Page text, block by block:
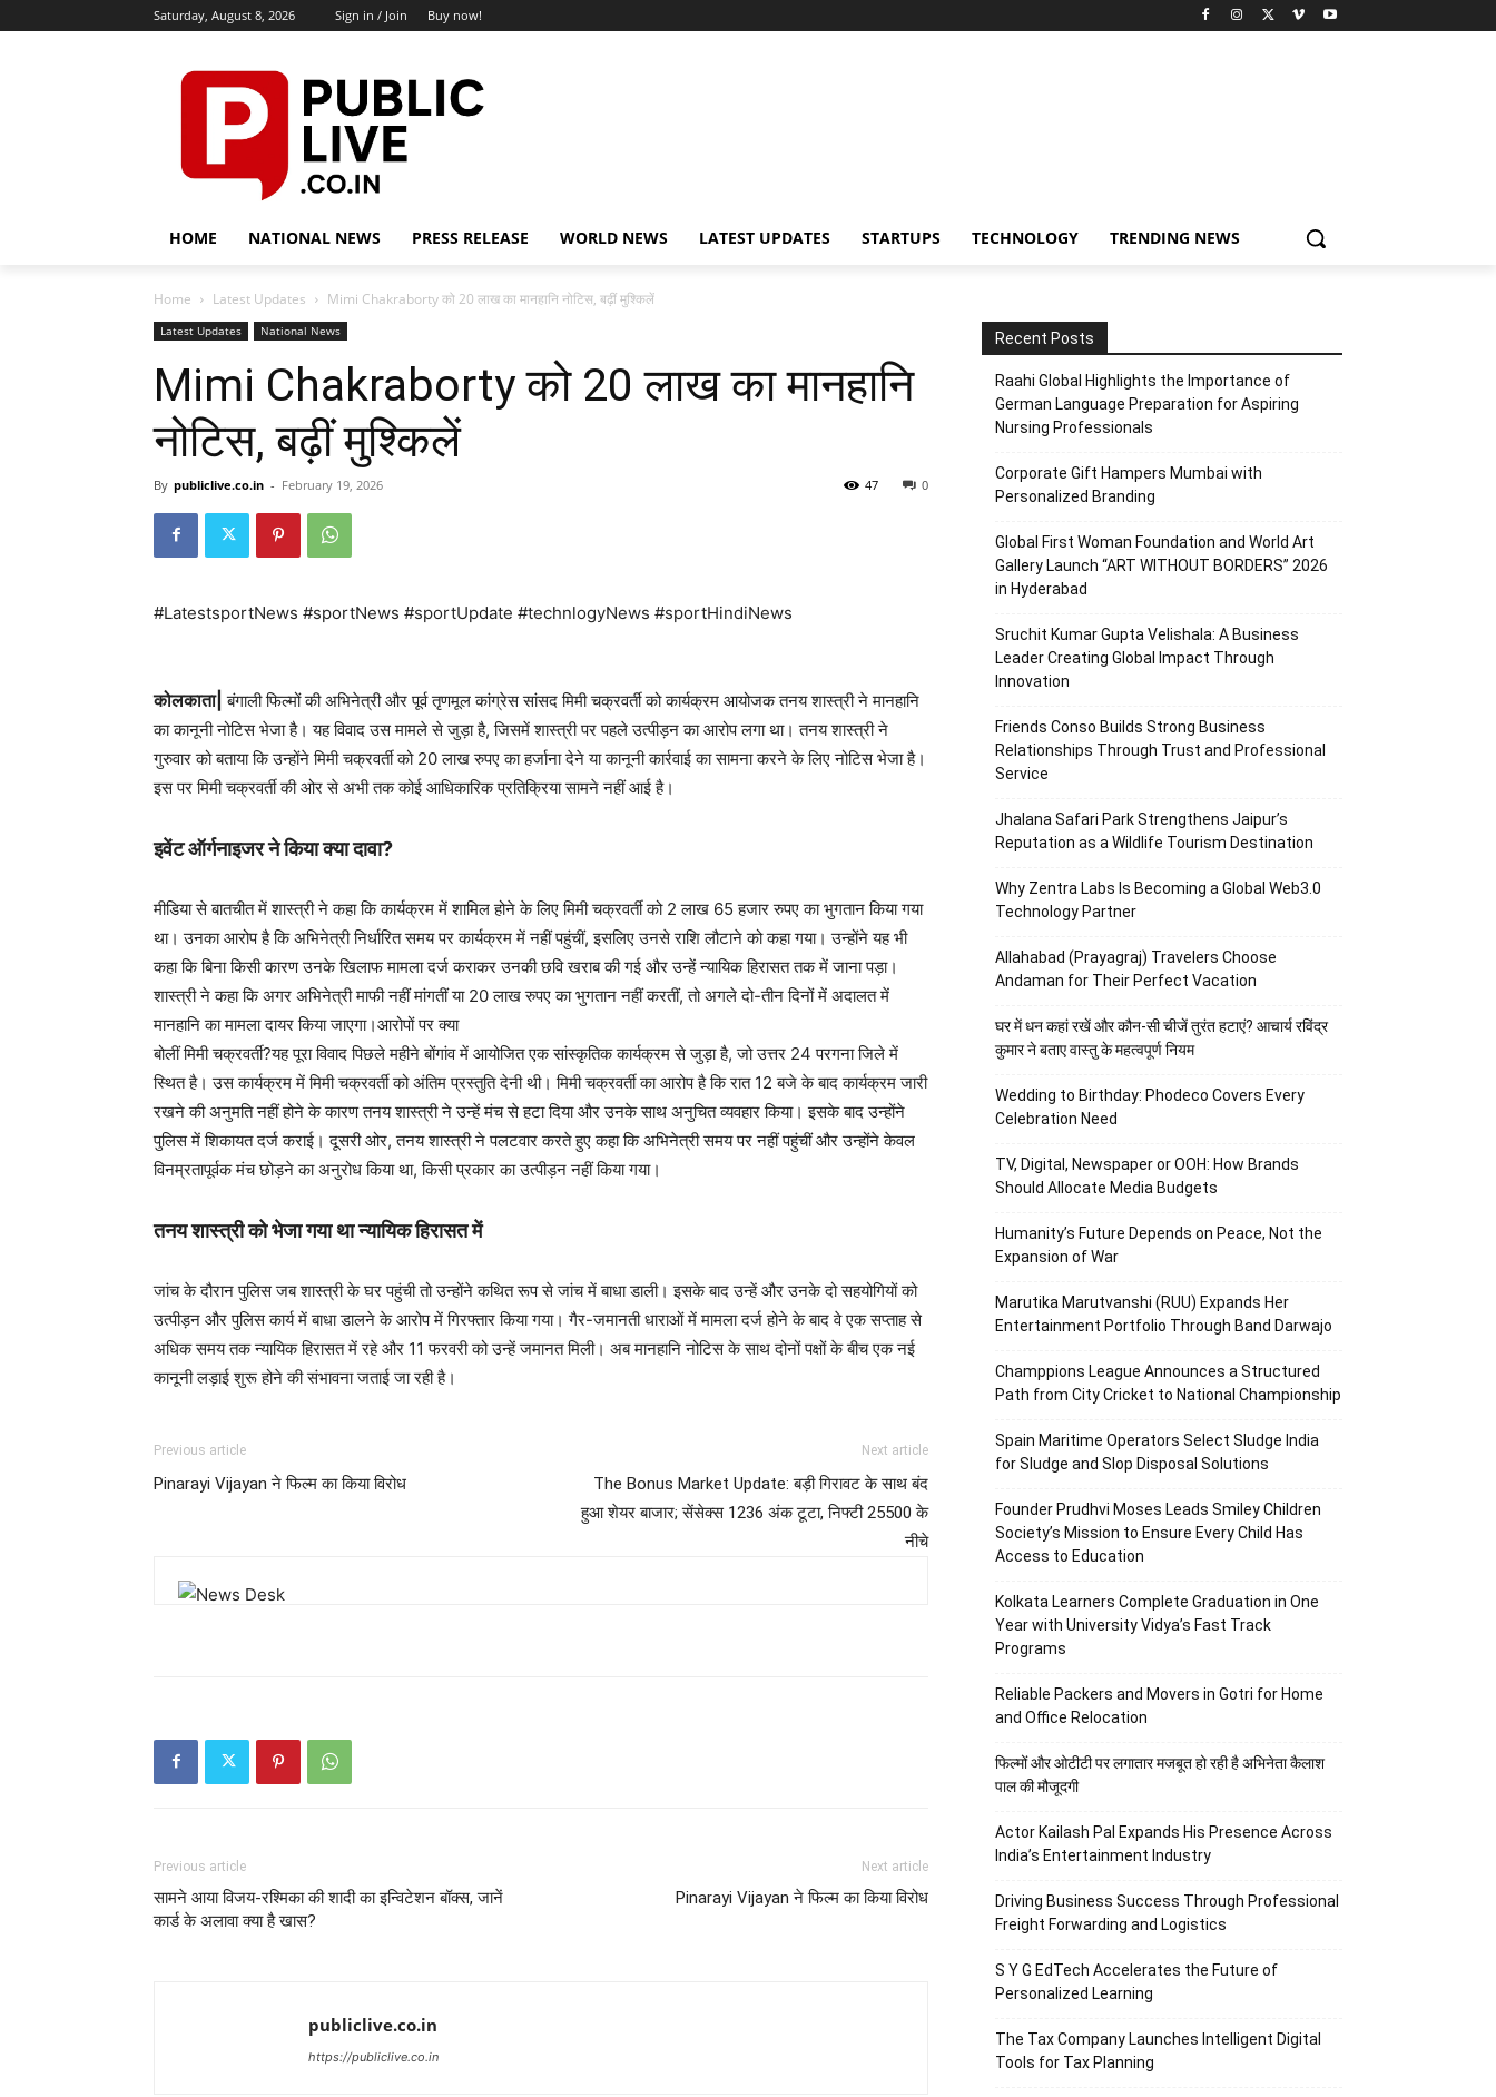
Saturday, August 8, 2026 Sign in / Join Buy now!
HOME NATIONAL NEWS PRESS RELEASE WORLD NEWS LATEST UPDATES STARTUPS TECHNOLOGY TRENDING NEWS
Home Latest Updates Mimi Chakraborty को 20 लाख का मानहानि नोटिस, बढ़ीं मुश्किलें
Latest Updates National News
Mimi Chakraborty को 20 लाख का मानहानि
नोटिस, बढ़ीं मुश्किलें
By publiclive.co.in - February 19, 2026 0
47
#LatestsportNews #sportNews #sportUpdate #technlogyNews #sportHindiNews
कोलकाता|बंगाली फिल्मों की अभिनेत्री और पूर्व तृणमूल कांग्रेस सांसद मिमी चक्रवर्ती को कार्यक्रम आयोजक तनय शास्त्री ने मानहानि
का कानूनी नोटिस भेजा है। यह विवाद उस मामले से जुड़ा है, जिसमें शास्त्री पर पहले उत्पीड़न का आरोप लगा था। तनय शास्त्री ने
गुरुवार को बताया कि उन्होंने मिमी चक्रवर्ती को 20 लाख रुपए का हर्जाना देने या कानूनी कार्रवाई का सामना करने के लिए नोटिस भेजा है।
इस पर मिमी चक्रवर्ती की ओर से अभी तक कोई आधिकारिक प्रतिक्रिया सामने नहीं आई है।
इवेंट ऑर्गनाइजर ने किया क्या दावा?
मीडिया से बातचीत में शास्त्री ने कहा कि कार्यक्रम में शामिल होने के लिए मिमी चक्रवर्ती को 2 लाख 65 हजार रुपए का भुगतान किया गया
था। उनका आरोप है कि अभिनेत्री निर्धारित समय पर कार्यक्रम में नहीं पहुंचीं, इसलिए उनसे राशि लौटाने को कहा गया। उन्होंने यह भी
कहा कि बिना किसी कारण उनके खिलाफ मामला दर्ज कराकर उनकी छवि खराब की गई और उन्हें न्यायिक हिरासत तक में जाना पड़ा।
शास्त्री ने कहा कि अगर अभिनेत्री माफी नहीं मांगतीं या 20 लाख रुपए का भुगतान नहीं करतीं, तो अगले दो-तीन दिनों में अदालत में
मानहानि का मामला दायर किया जाएगा।आरोपों पर क्या
बोलीं मिमी चक्रवर्ती?यह पूरा विवाद पिछले महीने बोंगांव में आयोजित एक सांस्कृतिक कार्यक्रम से जुड़ा है, जो उत्तर 24 परगना जिले में
स्थित है। उस कार्यक्रम में मिमी चक्रवर्ती को अंतिम प्रस्तुति देनी थी। मिमी चक्रवर्ती का आरोप है कि रात 12 बजे के बाद कार्यक्रम जारी
रखने की अनुमति नहीं होने के कारण तनय शास्त्री ने उन्हें मंच से हटा दिया और उनके साथ अनुचित व्यवहार किया। इसके बाद उन्होंने
पुलिस में शिकायत दर्ज कराई। दूसरी ओर, तनय शास्त्री ने पलटवार करते हुए कहा कि अभिनेत्री समय पर नहीं पहुंचीं और उन्होंने केवल
विनम्रतापूर्वक मंच छोड़ने का अनुरोध किया था, किसी प्रकार का उत्पीड़न नहीं किया गया।
तनय शास्त्री को भेजा गया था न्यायिक हिरासत में
जांच के दौरान पुलिस जब शास्त्री के घर पहुंची तो उन्होंने कथित रूप से जांच में बाधा डाली। इसके बाद उन्हें और उनके दो सहयोगियों को
उत्पीड़न और पुलिस कार्य में बाधा डालने के आरोप में गिरफ्तार किया गया। गैर-जमानती धाराओं में मामला दर्ज होने के बाद वे एक सप्ताह से
अधिक समय तक न्यायिक हिरासत में रहे और 11 फरवरी को उन्हें जमानत मिली। अब मानहानि नोटिस के साथ दोनों पक्षों के बीच एक नई
कानूनी लड़ाई शुरू होने की संभावना जताई जा रही है।
Previous article
Pinarayi Vijayan ने फिल्म का किया विरोध
Next article
The Bonus Market Update: बड़ी गिरावट के साथ बंद
हुआ शेयर बाजार; सेंसेक्स 1236 अंक टूटा, निफ्टी 25500 के
नीचे
Previous article
सामने आया विजय-रश्मिका की शादी का इन्विटेशन बॉक्स, जानें
कार्ड के अलावा क्या है खास?
Next article
Pinarayi Vijayan ने फिल्म का किया विरोध
publiclive.co.in
https://publiclive.co.in
Recent Posts
Raahi Global Highlights the Importance of
German Language Preparation for Aspiring
Nursing Professionals
Corporate Gift Hampers Mumbai with
Personalized Branding
Global First Woman Foundation and World Art
Gallery Launch “ART WITHOUT BORDERS” 2026
in Hyderabad
Sruchit Kumar Gupta Velishala: A Business
Leader Creating Global Impact Through
Innovation
Friends Conso Builds Strong Business
Relationships Through Trust and Professional
Service
Jhalana Safari Park Strengthens Jaipur’s
Reputation as a Wildlife Tourism Destination
Why Zentra Labs Is Becoming a Global Web3.0
Technology Partner
Allahabad (Prayagraj) Travelers Choose
Andaman for Their Perfect Vacation
घर में धन कहां रखें और कौन-सी चीजें तुरंत हटाएं? आचार्य रविंद्र
कुमार ने बताए वास्तु के महत्वपूर्ण नियम
Wedding to Birthday: Phodeco Covers Every
Celebration Need
TV, Digital, Newspaper or OOH: How Brands
Should Allocate Media Budgets
Humanity’s Future Depends on Peace, Not the
Expansion of War
Marutika Marutvanshi (RUU) Expands Her
Entertainment Portfolio Through Band Darwajo
Champpions League Announces a Structured
Path from City Cricket to National Championship
Spain Maritime Operators Select Sludge India
for Sludge and Slop Disposal Solutions
Founder Prudhvi Moses Leads Smiley Children
Society’s Mission to Ensure Every Child Has
Access to Education
Kolkata Learners Complete Graduation in One
Year with University Vidya’s Fast Track
Programs
Reliable Packers and Movers in Gotri for Home
and Office Relocation
फिल्मों और ओटीटी पर लगातार मजबूत हो रही है अभिनेता कैलाश
पाल की मौजूदगी
Actor Kailash Pal Expands His Presence Across
India’s Entertainment Industry
Driving Business Success Through Professional
Freight Forwarding and Logistics
S Y G EdTech Accelerates the Future of
Personalized Learning
The Tax Company Launches Intelligent Digital
Tools for Tax Planning